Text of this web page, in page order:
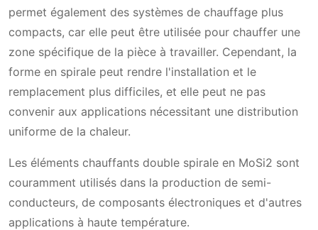
permet également des systèmes de chauffage plus
compacts, car elle peut être utilisée pour chauffer une
zone spécifique de la pièce à travailler. Cependant, la
forme en spirale peut rendre l'installation et le
remplacement plus difficiles, et elle peut ne pas
convenir aux applications nécessitant une distribution
uniforme de la chaleur.
Les éléments chauffants double spirale en MoSi2 sont
couramment utilisés dans la production de semi-
conducteurs, de composants électroniques et d'autres
applications à haute température.